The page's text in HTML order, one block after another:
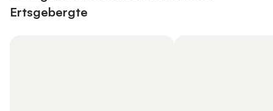
Ertsgebergte